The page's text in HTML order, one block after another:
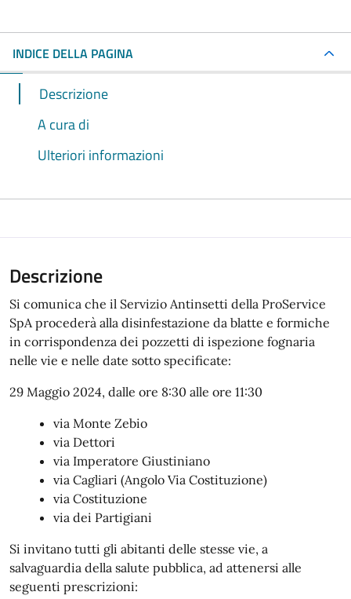
INDICE DELLA PAGINA
Descrizione
A cura di
Ulteriori informazioni
Descrizione
Si comunica che il Servizio Antinsetti della ProService
SpA procederà alla disinfestazione da blatte e formiche
in corrispondenza dei pozzetti di ispezione fognaria
nelle vie e nelle date sotto specificate:
29 Maggio 2024, dalle ore 8:30 alle ore 11:30
via Monte Zebio
via Dettori
via Imperatore Giustiniano
via Cagliari (Angolo Via Costituzione)
via Costituzione
via dei Partigiani
Si invitano tutti gli abitanti delle stesse vie, a
salvaguardia della salute pubblica, ad attenersi alle
seguenti prescrizioni: